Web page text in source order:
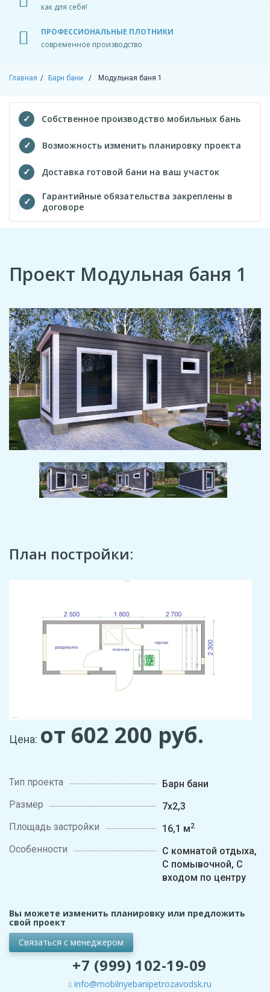
как для себя!
ПРОФЕССИОНАЛЬНЫЕ ПЛОТНИКИ
современное производство
Главная Барн бани Модульная баня 1
Собственное производство мобильных бань
Возможность изменить планировку проекта
Доставка готовой бани на ваш участок
Гарантийные обязательства закреплены в
договоре
Проект Модульная баня 1
План постройки:
Цена: от 602 200 руб.
Тип проекта
Барн бани
Размер
7х2,3
Площадь застройки
16,1 м2
Особенности
С комнатой отдыха,
С помывочной, С
входом по центру
Вы можете изменить планировку или предложить
свой проект
Связаться с менеджером
+7 (999) 102-19-09
info@mobilnyebanipetrozavodsk.ru